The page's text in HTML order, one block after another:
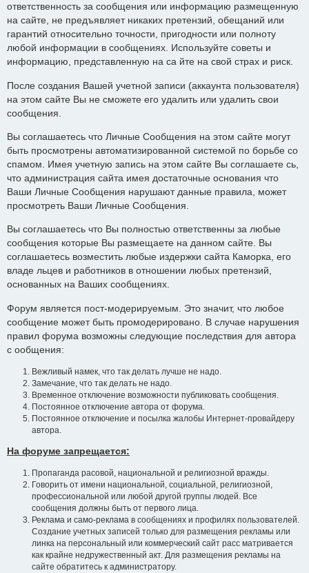
ответственность за сообщения или информацию размещенную
на сайте, не предъявляет никаких претензий, обещаний или
гарантий относительно точности, пригодности или полноту
любой информации в сообщениях. Используйте советы и
информацию, представленную на са йте на свой страх и риск.
После создания Вашей учетной записи (аккаунта пользователя)
на этом сайте Вы не сможете его удалить или удалить свои
сообщения.
Вы соглашаетесь что Личные Сообщения на этом сайте могут
быть просмотрены автоматизированной системой по борьбе со
спамом. Имея учетную запись на этом сайте Вы соглашаете сь,
что администрация сайта имея достаточные основания что
Ваши Личные Сообщения нарушают данные правила, может
просмотреть Ваши Личные Сообщения.
Вы соглашаетесь что Вы полностью ответственны за любые
сообщения которые Вы размещаете на данном сайте. Вы
соглашаетесь возместить любые издержки сайта Каморка, его
владе льцев и работников в отношении любых претензий,
основанных на Ваших сообщениях.
Форум является пост-модерируемым. Это значит, что любое
сообщение может быть промодерировано. В случае нарушения
правил форума возможны следующие последствия для автора
с ообщения:
Вежливый намек, что так делать лучше не надо.
Замечание, что так делать не надо.
Временное отключение возможности публиковать сообщения.
Постоянное отключение автора от форума.
Постоянное отключение и посылка жалобы Интернет-провайдеру
автора.
На форуме запрещается:
Пропаганда расовой, национальной и религиозной вражды.
Говорить от имени национальной, социальной, религиозной,
профессиональной или любой другой группы людей. Все
сообщения должны быть от первого лица.
Реклама и само-реклама в сообщениях и профилях пользователей.
Создание учетных записей только для размещения рекламы или
линка на персональный или коммерческий сайт расс матривается
как крайне недружественный акт. Для размещения рекламы на
сайте обратитесь к администратору.